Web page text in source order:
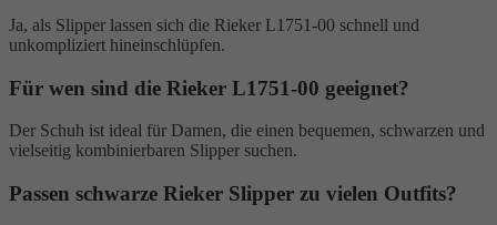
Ja, als Slipper lassen sich die Rieker L1751-00 schnell und
unkompliziert hineinschlüpfen.
Für wen sind die Rieker L1751-00 geeignet?
Der Schuh ist ideal für Damen, die einen bequemen, schwarzen und
vielseitig kombinierbaren Slipper suchen.
Passen schwarze Rieker Slipper zu vielen Outfits?